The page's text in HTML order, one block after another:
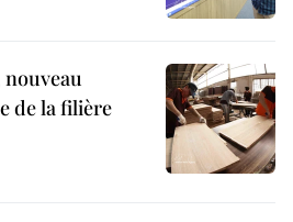
de la filière